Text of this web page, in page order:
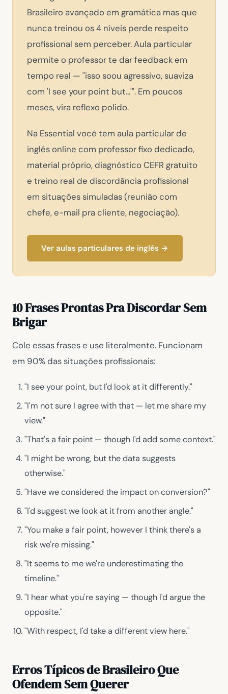
Brasileiro avançado em gramática mas que
nunca treinou os 4 níveis perde respeito
profissional sem perceber. Aula particular
permite o professor te dar feedback em
tempo real — "isso soou agressivo, suaviza
com 'I see your point but...'". Em poucos
meses, vira reflexo polido.
Na Essential você tem aula particular de
inglês online com professor fixo dedicado,
material próprio, diagnóstico CEFR gratuito
e treino real de discordância profissional
em situações simuladas (reunião com
chefe, e-mail pra cliente, negociação).
Ver aulas particulares de inglês →
10 Frases Prontas Pra Discordar Sem
Brigar
Cole essas frases e use literalmente. Funcionam
em 90% das situações profissionais:
"I see your point, but I'd look at it differently."
"I'm not sure I agree with that — let me share my
view."
"That's a fair point — though I'd add some context."
"I might be wrong, but the data suggests
otherwise."
"Have we considered the impact on conversion?"
"I'd suggest we look at it from another angle."
"You make a fair point, however I think there's a
risk we're missing."
"It seems to me we're underestimating the
timeline."
"I hear what you're saying — though I'd argue the
opposite."
"With respect, I'd take a different view here."
Erros Típicos de Brasileiro Que
Ofendem Sem Querer